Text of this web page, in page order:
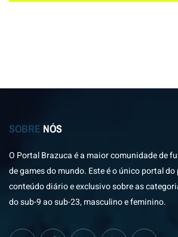
SOBRE NÓS
O Portal Brazuca é a maior comunidade de
de games do mundo. Este é o único portal
conteúdo diário e exclusivo sobre as
do sub-9 ao sub-23, masculino e feminino.